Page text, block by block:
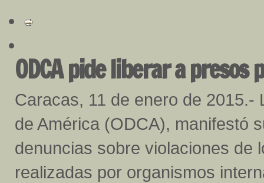
ODCA pide liberar a presos
Caracas, 11 de enero de
de América (ODCA), manifestó
denuncias sobre violaciones de
realizadas por organismos